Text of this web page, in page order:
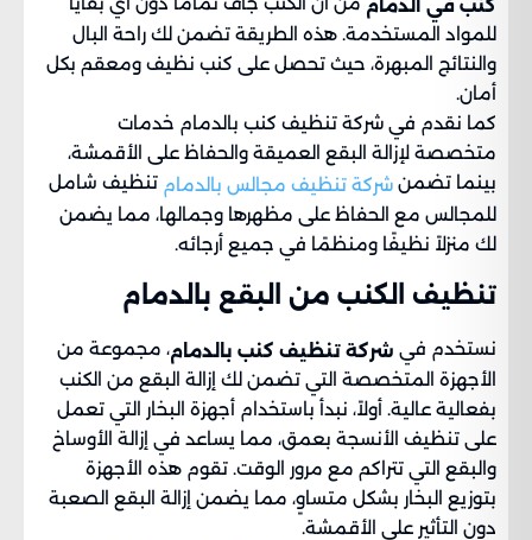
للمواد المستخدمة. هذه الطريقة تضمن لك راحة البال
والنتائج المبهرة، حيث تحصل على كنب نظيف ومعقم بكل
أمان.
كما نقدم في شركة تنظيف كنب بالدمام خدمات
متخصصة لإزالة البقع العميقة والحفاظ على الأقمشة،
بينما تضمن شركة تنظيف مجالس بالدمام تنظيف شامل
للمجالس مع الحفاظ على مظهرها وجمالها، مما يضمن
لك منزلاً نظيفًا ومنظمًا في جميع أرجائه.
تنظيف الكنب من البقع​ بالدمام
نستخدم في شركة تنظيف كنب بالدمام، مجموعة من
الأجهزة المتخصصة التي تضمن لك إزالة البقع من الكنب
بفعالية عالية. أولاً، نبدأ باستخدام أجهزة البخار التي تعمل
على تنظيف الأنسجة بعمق، مما يساعد في إزالة الأوساخ
والبقع التي تتراكم مع مرور الوقت. تقوم هذه الأجهزة
بتوزيع البخار بشكل متساوٍ، مما يضمن إزالة البقع الصعبة
دون التأثير على الأقمشة.